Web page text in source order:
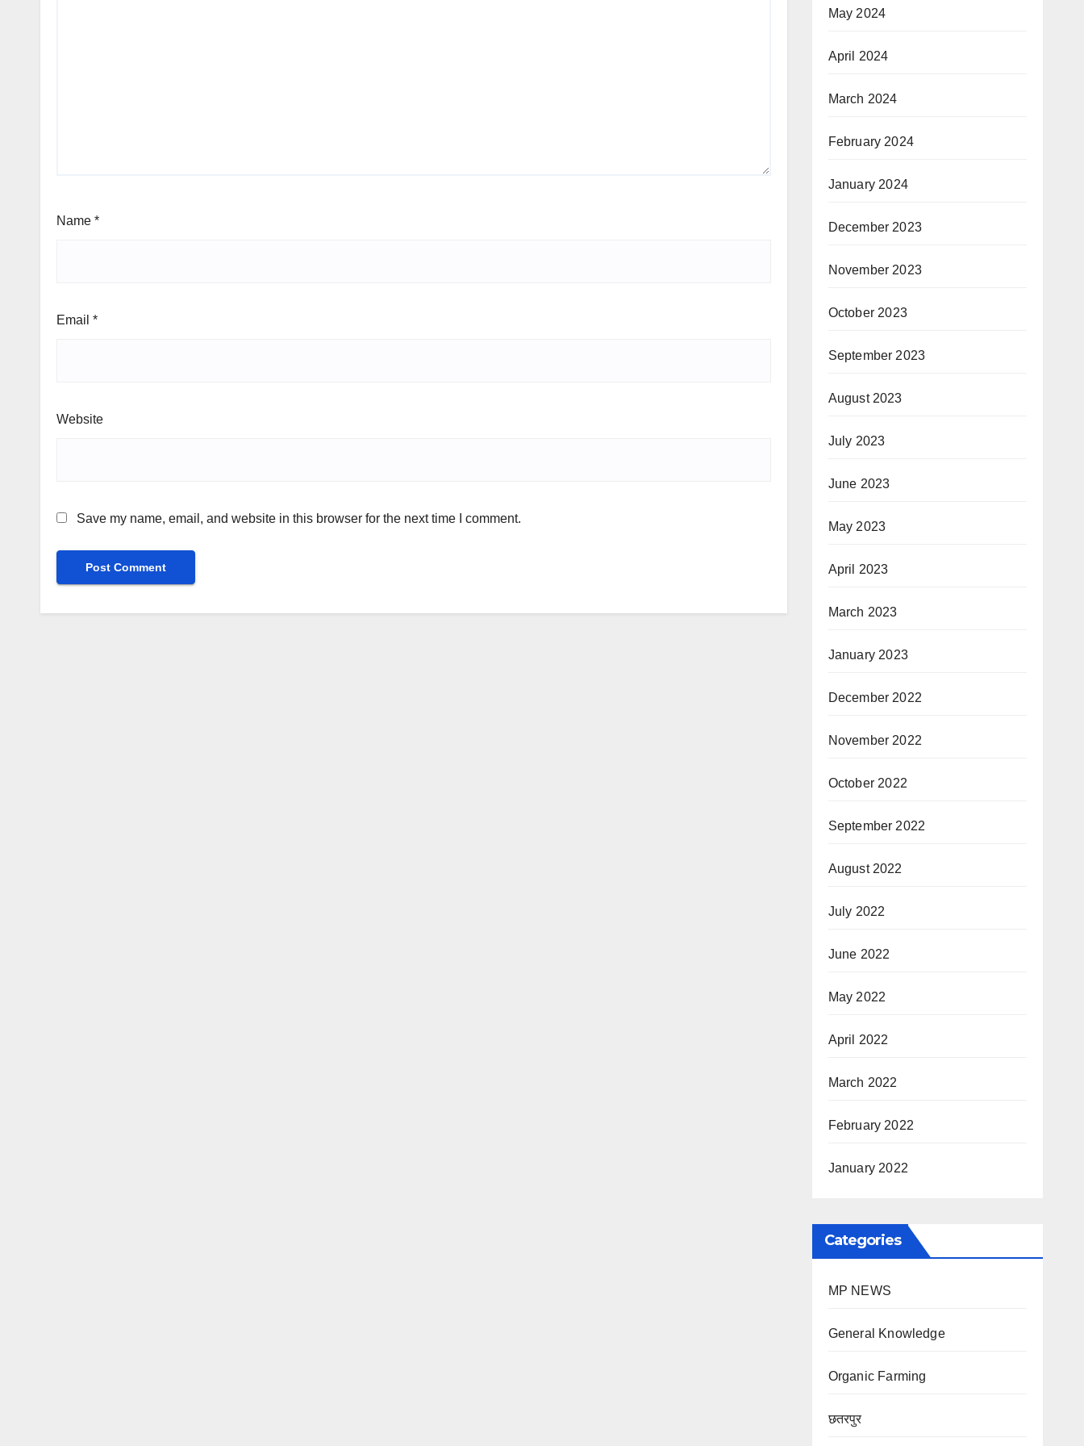
Name *
Email *
Website
Save my name, email, and website in this browser for the next time I comment.
May 2024
April 2024
March 2024
February 2024
January 2024
December 2023
November 2023
October 2023
September 2023
August 2023
July 2023
June 2023
May 2023
April 2023
March 2023
January 2023
December 2022
November 2022
October 2022
September 2022
August 2022
July 2022
June 2022
May 2022
April 2022
March 2022
February 2022
January 2022
Categories
MP NEWS
General Knowledge
Organic Farming
छतरपुर